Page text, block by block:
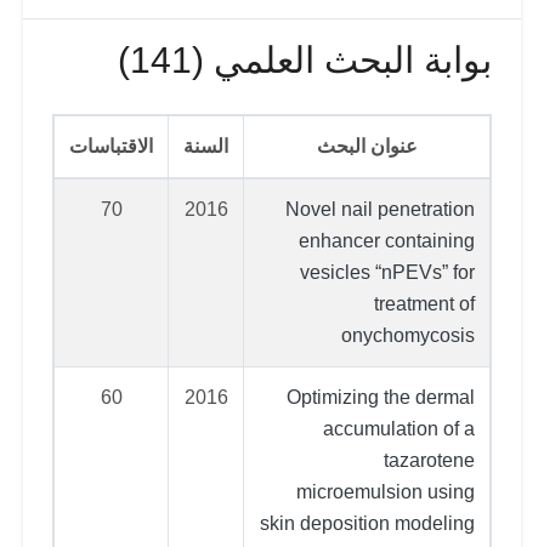
بوابة البحث العلمي (141)
عنوان البحث السنة الاقتباسات
Novel nail penetration
enhancer containing
vesicles “nPEVs” for
treatment of
onychomycosis
2016
70
Optimizing the dermal
accumulation of a
tazarotene
microemulsion using
skin deposition modeling
2016
60